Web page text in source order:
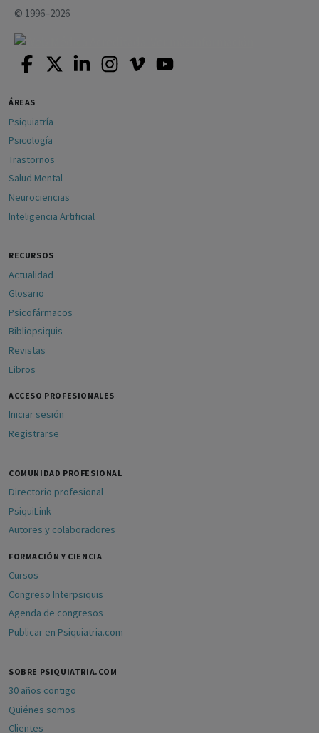
© 1996–2026
ÁREAS
Psiquiatría
Psicología
Trastornos
Salud Mental
Neurociencias
Inteligencia Artificial
RECURSOS
Actualidad
Glosario
Psicofármacos
Bibliopsiquis
Revistas
Libros
ACCESO PROFESIONALES
Iniciar sesión
Registrarse
COMUNIDAD PROFESIONAL
Directorio profesional
PsiquiLink
Autores y colaboradores
FORMACIÓN Y CIENCIA
Cursos
Congreso Interpsiquis
Agenda de congresos
Publicar en Psiquiatria.com
SOBRE PSIQUIATRIA.COM
30 años contigo
Quiénes somos
Clientes